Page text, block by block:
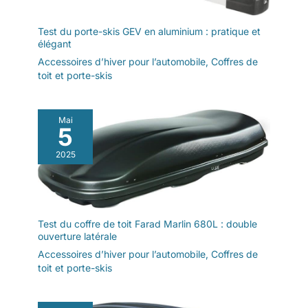
Test du porte-skis GEV en aluminium : pratique et
élégant
Accessoires d’hiver pour l’automobile, Coffres de
toit et porte-skis
Mai
5
2025
Test du coffre de toit Farad Marlin 680L : double
ouverture latérale
Accessoires d’hiver pour l’automobile, Coffres de
toit et porte-skis